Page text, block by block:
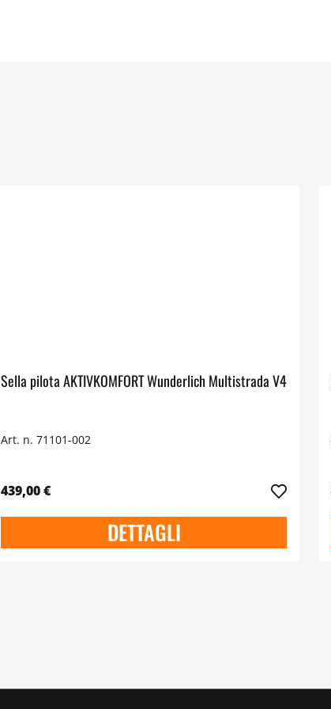
Sella pilota AKTIVKOMFORT Wunderlich Multistrada V4
Art. n. 71101-002
439,00 €
DETTAGLI